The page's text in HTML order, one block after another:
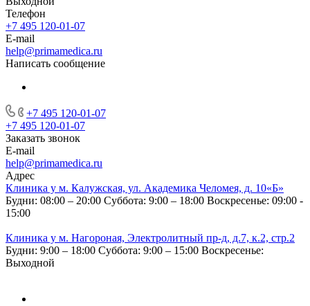
Телефон
+7 495 120-01-07
E-mail
help@primamedica.ru
Написать сообщение
+7 495 120-01-07
+7 495 120-01-07
Заказать звонок
E-mail
help@primamedica.ru
Адрес
Клиника у м. Калужская, ул. Академика Челомея, д. 10«Б»
Будни: 08:00 – 20:00 Суббота: 9:00 – 18:00 Воскресенье: 09:00 -
15:00
Клиника у м. Нагороная, Электролитный пр-д, д.7, к.2, стр.2
Будни: 9:00 – 18:00 Суббота: 9:00 – 15:00 Воскресенье:
Выходной